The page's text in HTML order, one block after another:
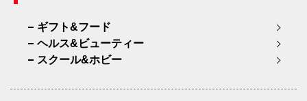
ギフト&フード
ヘルス&ビューティー
スクール&ホビー